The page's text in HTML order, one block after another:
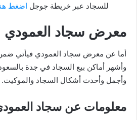
للسجاد عبر خريطة جوجل اضغط
معرض سجاد العمودي
أما عن معرض سجاد العمودي فيأتي
وأشهر أماكن بيع السجاد في جدة
وأجمل وأحدث أشكال السجاد والموكيت.
معلومات عن سجاد